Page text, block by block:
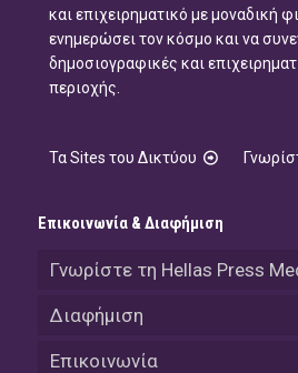
και επιχειρηματικό με μοναδική
ενημερώσει τον κόσμο και να
δημοσιογραφικές και
περιοχής.
Τα Sites του Δικτύου
Επικοινωνία & Διαφήμιση
Γνωρίστε τη Hellas Press
Διαφήμιση
Επικοινωνία